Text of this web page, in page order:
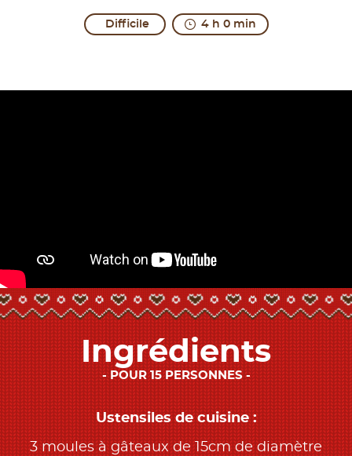
Difficile 4 h 0 min
Ingrédients
POUR 15 PERSONNES
Ustensiles de cuisine :
3 moules à gâteaux de 15cm de diamètre